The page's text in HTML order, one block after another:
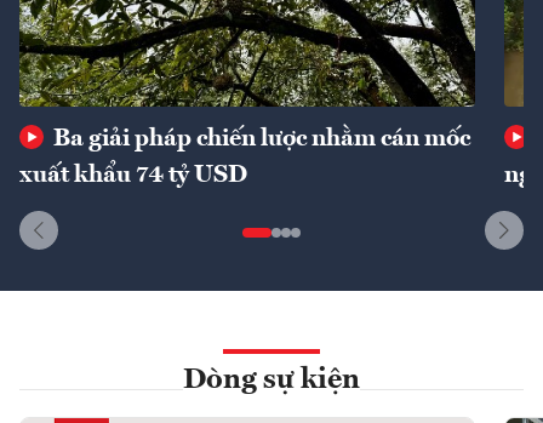
Ba giải pháp chiến lược nhằm cán mốc
xuất khẩu 74 tỷ USD
Dòng sự kiện